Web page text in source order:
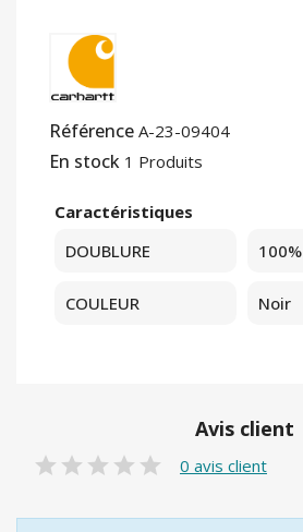
Référence A-23-09404
En stock 1 Produits
Caractéristiques
DOUBLURE
COULEUR Noir
Avis client
0 avis client